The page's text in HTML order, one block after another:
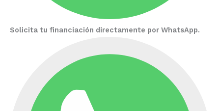
Solicita tu financiación directamente por WhatsApp.